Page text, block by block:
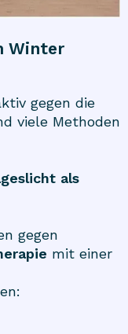
Winter
gegen die
viele Methoden
als
gegen
mit einer